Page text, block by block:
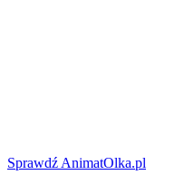
Sprawdź AnimatOlka.pl